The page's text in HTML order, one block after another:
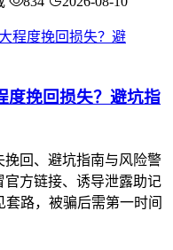
度挽回损失？避坑指
回、避坑指南与风险警
官方链接、诱导泄露助记
路，被骗后需第一时间